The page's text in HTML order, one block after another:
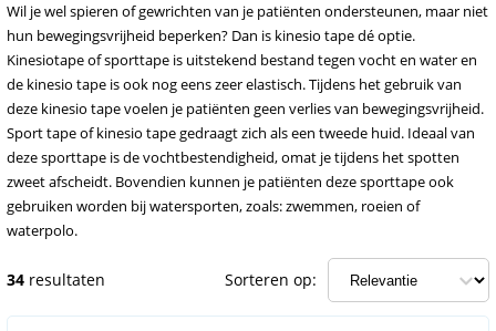
Wil je wel spieren of gewrichten van je patiënten ondersteunen, maar niet
hun bewegingsvrijheid beperken? Dan is kinesio tape dé optie.
Kinesiotape of sporttape is uitstekend bestand tegen vocht en water en
de kinesio tape is ook nog eens zeer elastisch. Tijdens het gebruik van
deze kinesio tape voelen je patiënten geen verlies van bewegingsvrijheid.
Sport tape of kinesio tape gedraagt zich als een tweede huid. Ideaal van
deze sporttape is de vochtbestendigheid, omat je tijdens het spotten
zweet afscheidt. Bovendien kunnen je patiënten deze sporttape ook
gebruiken worden bij watersporten, zoals: zwemmen, roeien of
waterpolo.
34 resultaten Sorteren op: